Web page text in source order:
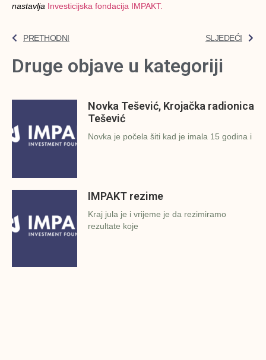
nastavlja Investicijska fondacija IMPAKT.
PRETHODNI SLJEDEĆI
Druge objave u kategoriji
Novka Tešević, Krojačka radionica
Tešević
Novka je počela šiti kad je imala 15 godina i
IMPAKT rezime
Kraj jula je i vrijeme je da rezimiramo
rezultate koje